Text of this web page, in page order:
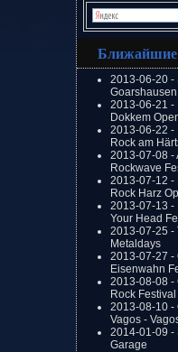
2013-06-20 -
2013-06-21 -
Dokkem
2013-06-22 -
Rock am
2013-07-08 -
Rockwave
2013-07-12 -
Rock Harz
2013-07-13 -
Your Head
2013-07-25 -
Metaldays
2013-07-27 -
Eisenwahn
2013-08-08 -
Rock Festival
2013-08-10 -
Vagos -
2014-01-09 -
Garage